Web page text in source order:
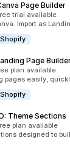
Page Builder
recenzji: 98
trial available
Import as
Page
recenzji: 32
plan available
pages easily,
Theme Sections
recenzji: 66
plan available
designed to